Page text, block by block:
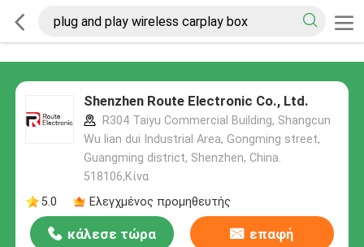
Shenzhen Route Electronic Co., Ltd.
R304 Taiyu Commercial Building, Shangcun
Wu lian dui Industrial Area, Gongming street,
Guangming district, Shenzhen, China.
518106,Κίνα
5.0
Ελεγχμένος προμηθευτής
κάλεσε τώρα επαφή